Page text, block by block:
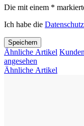
Die mit einem *
Ich habe die
Speichern
Ähnliche Artikel
angesehen
Ähnliche Artikel